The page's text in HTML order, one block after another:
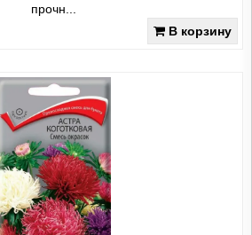
прочн...
В корзину